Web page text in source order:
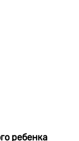
ребенка